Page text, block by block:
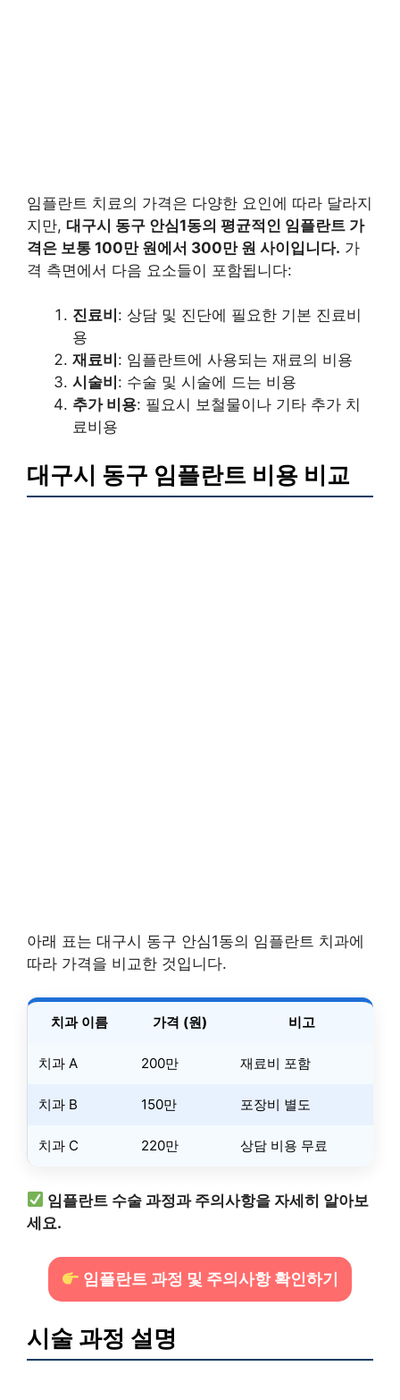
임플란트 치료의 가격은 다양한 요인에 따라 달라지
지만, 대구시 동구 안심1동의 평균적인 임플란트 가
격은 보통 100만 원에서 300만 원 사이입니다. 가
격 측면에서 다음 요소들이 포함됩니다:
진료비 : 상담 및 진단에 필요한 기본 진료비
용
재료비 : 임플란트에 사용되는 재료의 비용
시술비 : 수술 및 시술에 드는 비용
추가 비용: 필요시 보철물이나 기타 추가 치
료비용
대구시 동구 임플란트 비용 비교
아래 표는 대구시 동구 안심1동의 임플란트 치과에
따라 가격을 비교한 것입니다.
치과 이름 가격 (원) 비고
치과 A 200만 재료비 포함
치과 B 150만 포장비 별도
치과 C 220만 상담 비용 무료
임플란트 수술 과정과 주의사항을 자세히 알아보
세요.
임플란트 과정 및 주의사항 확인하기
시술 과정 설명